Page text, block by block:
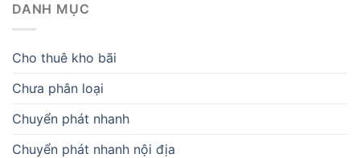
DANH MỤC
Cho thuê kho bãi
Chưa phân loại
Chuyển phát nhanh
Chuyển phát nhanh nội địa